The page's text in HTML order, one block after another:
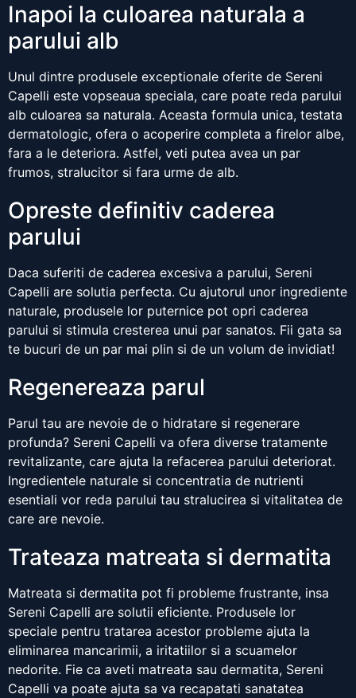
Inapoi la culoarea naturala a
parului alb
Unul dintre produsele exceptionale oferite de Sereni
Capelli este vopseaua speciala, care poate reda parului
alb culoarea sa naturala. Aceasta formula unica, testata
dermatologic, ofera o acoperire completa a firelor albe,
fara a le deteriora. Astfel, veti putea avea un par
frumos, stralucitor si fara urme de alb.
Opreste definitiv caderea
parului
Daca suferiti de caderea excesiva a parului, Sereni
Capelli are solutia perfecta. Cu ajutorul unor ingrediente
naturale, produsele lor puternice pot opri caderea
parului si stimula cresterea unui par sanatos. Fii gata sa
te bucuri de un par mai plin si de un volum de invidiat!
Regenereaza parul
Parul tau are nevoie de o hidratare si regenerare
profunda? Sereni Capelli va ofera diverse tratamente
revitalizante, care ajuta la refacerea parului deteriorat.
Ingredientele naturale si concentratia de nutrienti
esentiali vor reda parului tau stralucirea si vitalitatea de
care are nevoie.
Trateaza matreata si dermatita
Matreata si dermatita pot fi probleme frustrante, insa
Sereni Capelli are solutii eficiente. Produsele lor
speciale pentru tratarea acestor probleme ajuta la
eliminarea mancarimii, a iritatiilor si a scuamelor
nedorite. Fie ca aveti matreata sau dermatita, Sereni
Capelli va poate ajuta sa va recapatati sanatatea